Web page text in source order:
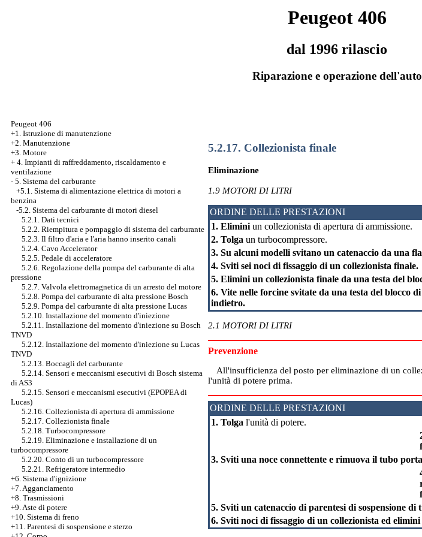
Peugeot 406
dal 1996 rilascio
Riparazione e operazione dell'auto
Peugeot 406
+1. Istruzione di manutenzione
+2. Manutenzione
+3. Motore
+ 4. Impianti di raffreddamento, riscaldamento e
ventilazione
- 5. Sistema del carburante
+5.1. Sistema di alimentazione elettrica di motori a
benzina
-5.2. Sistema del carburante di motori diesel
5.2.1. Dati tecnici
5.2.2. Riempitura e pompaggio di sistema del carburante
5.2.3. Il filtro d'aria e l'aria hanno inserito canali
5.2.4. Cavo Accelerator
5.2.5. Pedale di acceleratore
5.2.6. Regolazione della pompa del carburante di alta
pressione
5.2.7. Valvola elettromagnetica di un arresto del motore
5.2.8. Pompa del carburante di alta pressione Bosch
5.2.9. Pompa del carburante di alta pressione Lucas
5.2.10. Installazione del momento d'iniezione
5.2.11. Installazione del momento d'iniezione su Bosch
TNVD
5.2.12. Installazione del momento d'iniezione su Lucas
TNVD
5.2.13. Boccagli del carburante
5.2.14. Sensori e meccanismi esecutivi di Bosch sistema
di AS3
5.2.15. Sensori e meccanismi esecutivi (EPOPEA di
Lucas)
5.2.16. Collezionista di apertura di ammissione
5.2.17. Collezionista finale
5.2.18. Turbocompressore
5.2.19. Eliminazione e installazione di un
turbocompressore
5.2.20. Conto di un turbocompressore
5.2.21. Refrigeratore intermedio
+6. Sistema d'ignizione
+7. Agganciamento
+8. Trasmissioni
+9. Aste di potere
+10. Sistema di freno
+11. Parentesi di sospensione e sterzo
5.2.17. Collezionista finale
Eliminazione
1.9 MOTORI DI LITRI
ORDINE DELLE PRESTAZIONI
1. Eliminiun collezionista di apertura di ammissione.
2. Tolga un turbocompressore.
3. Su alcuni modelli svitano un catenaccio da una
4. Sviti sei noci di fissaggio di un collezionista finale.
5. Elimini un collezionista finale da una testa del
6. Vite nelle forcine svitate da una testa del blocco
indietro.
2.1 MOTORI DI LITRI
Prevenzione
All'insufficienza del posto per eliminazione di un
l'unità di potere prima.
ORDINE DELLE PRESTAZIONI
1. Tolga l'unità di potere.
3. Sviti una noce connettente e rimuova il tubo
5. Sviti un catenaccio di parentesi di sospensione di
6. Sviti noci di fissaggio di un collezionista ed